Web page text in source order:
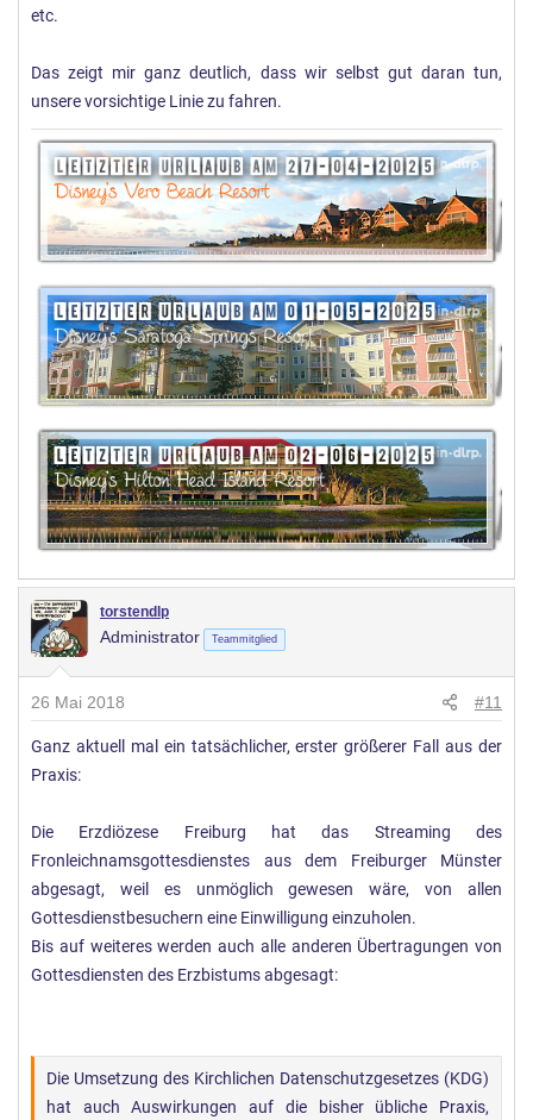
etc.
Das zeigt mir ganz deutlich, dass wir selbst gut daran tun,
unsere vorsichtige Linie zu fahren.
torstendlp
Administrator Teammitglied
26 Mai 2018 #11
Ganz aktuell mal ein tatsächlicher, erster größerer Fall aus der
Praxis:
Die Erzdiözese Freiburg hat das Streaming des
Fronleichnamsgottesdienstes aus dem Freiburger Münster
abgesagt, weil es unmöglich gewesen wäre, von allen
Gottesdienstbesuchern eine Einwilligung einzuholen.
Bis auf weiteres werden auch alle anderen Übertragungen von
Gottesdiensten des Erzbistums abgesagt:
Die Umsetzung des Kirchlichen Datenschutzgesetzes (KDG)
hat auch Auswirkungen auf die bisher übliche Praxis,